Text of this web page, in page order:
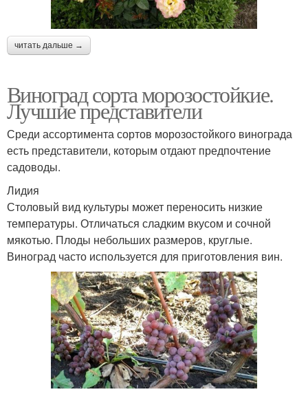
читать дальше →
Виноград сорта морозостойкие.
Лучшие представители
Среди ассортимента сортов морозостойкого винограда
есть представители, которым отдают предпочтение
садоводы.
Лидия
Столовый вид культуры может переносить низкие
температуры. Отличаться сладким вкусом и сочной
мякотью. Плоды небольших размеров, круглые.
Виноград часто используется для приготовления вин.